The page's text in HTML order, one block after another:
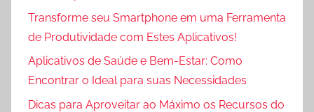
Transforme seu Smartphone em uma Ferramenta
de Produtividade com Estes Aplicativos!
Aplicativos de Saúde e Bem-Estar: Como
Encontrar o Ideal para suas Necessidades
Dicas para Aproveitar ao Máximo os Recursos do